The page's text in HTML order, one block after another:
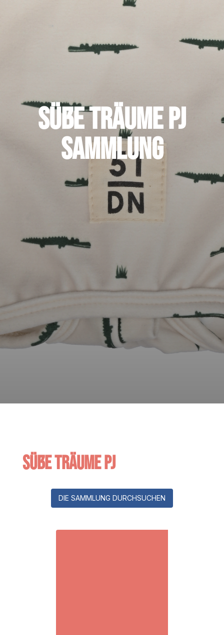
Süße Träume PJ
Sammlung
Süße Träume PJ
DIE SAMMLUNG DURCHSUCHEN